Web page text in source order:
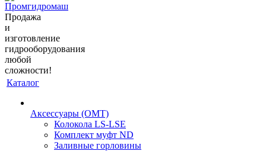
Продажа
и
изготовление
гидрооборудования
любой
сложности!
Каталог
Аксессуары (OMT)
Колокола LS-LSE
Комплект муфт ND
Заливные горловины